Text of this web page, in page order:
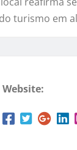
turismo em
Website: